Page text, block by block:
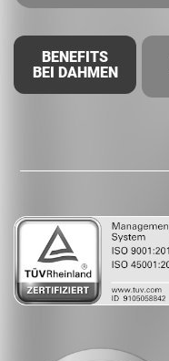
BENEFITS
BEI DAHMEN